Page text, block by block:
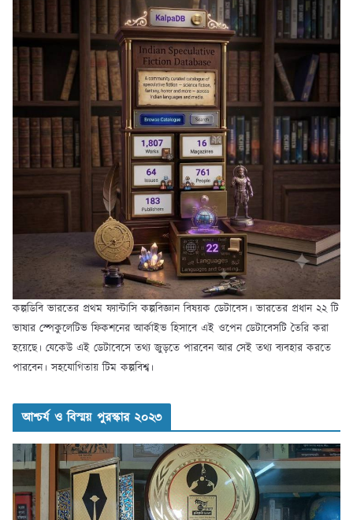
কল্পডিবি ভারতের প্রথম ফ্যান্টাসি কল্পবিজ্ঞান বিষয়ক ডেটাবেস। ভারতের প্রধান ২২ টি
ভাষার স্পেকুলেটিভ ফিকশনের আর্কাইভ হিসাবে এই ওপেন ডেটাবেসটি তৈরি করা
হয়েছে। যেকেউ এই ডেটাবেসে তথ্য জুড়তে পারবেন আর সেই তথ্য ব্যবহার করতে
পারবেন। সহযোগিতায় টিম কল্পবিশ্ব।
আশ্চর্য ও বিস্ময় পুরস্কার ২০২৩